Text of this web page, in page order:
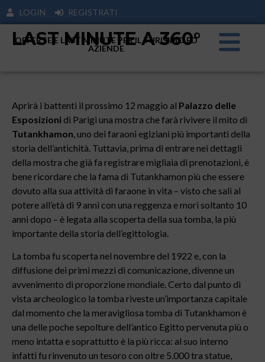
LOGIN REGISTRATI
LAST MINUTE A 360°
OFFERTE E LAST MINUTE PER IL TURISIMO ED
AZIENDE
Aprirà i battenti il prossimo 12 maggio al Palazzo delle
Esposizioni di Parigi una mostra che farà rivivere il mito di
Tutankhamon, uno dei faraoni egiziani più importanti della
storia dell’antichità. Tuttavia, prima di entrare nei dettagli
della mostra che già fa registrare migliaia di prenotazioni, è
bene ricordare che la fama di Tutankhamon più che essere
dovuto alla sua attività di faraone in vita – visto che salì al
potere all’età di 9 anni con una reggenza e morì soltanto 10
anni dopo – è legata alla scoperta della sua tomba, la più
importante della storia dell’egittologia.
La tomba fu scoperta nel novembre del 1922 e, con la
diffusione dei primi mezzi di comunicazione, divenne un
avvenimento di proporzione mondiale. Certo dal punto di
vista archeologico la tomba riveste un’importanza capitale
dal momento che la meravigliosa tomba di Tutankhamon è
una delle poche sepolture dell’antico Egitto pervenuta più o
meno intatta e soprattutto è la più ricca: al suo interno
infatti fu rinvenuto un tesoro con oltre 5.000 tra statue,